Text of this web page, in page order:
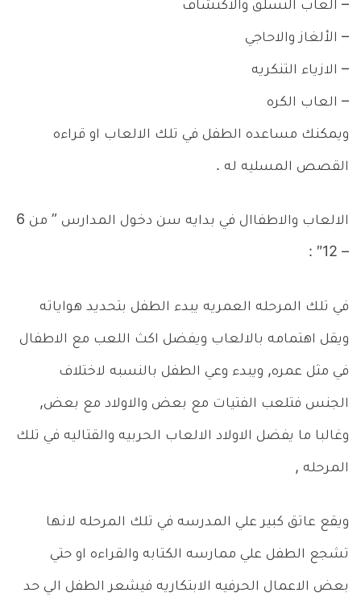
– العاب التسلق والاكتشاف
– الألغاز والاحاجي
– الازياء التنكريه
– العاب الكره
ويمكنك مساعده الطفل في تلك الالعاب او قراءه
القصص المسليه له .
الالعاب والاطفاال في بدايه سن دخول المدارس ” من 6
– 12″ :
في تلك المرحله العمريه يبدء الطفل بتحديد هواياته
ويقل اهتمامه بالالعاب ويفضل اكث اللعب مع الاطفال
في مثل عمره, ويبدء وعي الطفل بالنسبه لاختلاف
الجنس فتلعب الفتيات مع بعض والاولاد مع بعض,
وغالبا ما يفضل الاولاد الالعاب الحربيه والقتاليه في تلك
المرحله ,
ويقع عاتق كبير علي المدرسه في تلك المرحله لانها
تشجع الطفل علي ممارسه الكتابه والقراءه او حتي
بعض الاعمال الحرفيه الابتكاريه فيشعر الطفل الي حد